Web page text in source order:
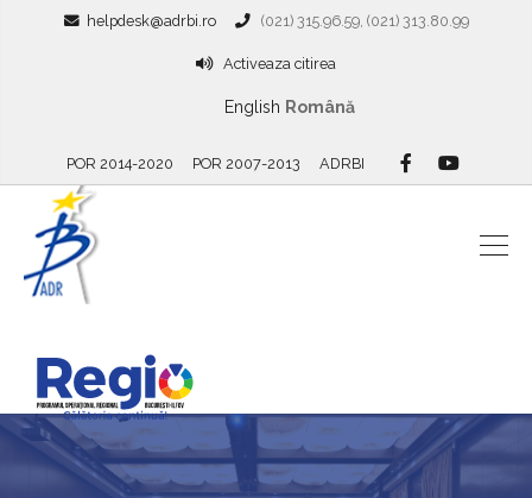
helpdesk@adrbi.ro (021) 315.96.59, (021) 313.80.99
Activeaza citirea
English Română
POR 2014-2020 POR 2007-2013 ADRBI